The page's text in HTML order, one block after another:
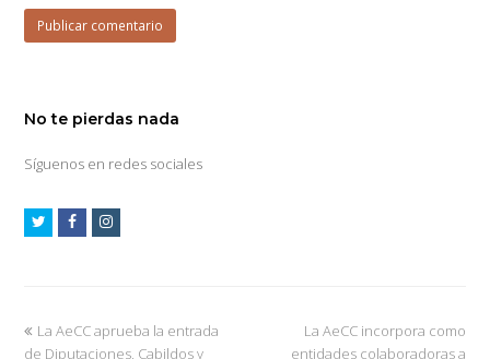
No te pierdas nada
Síguenos en redes sociales
La AeCC aprueba la entrada
de Diputaciones, Cabildos y
La AeCC incorpora como
entidades colaboradoras a